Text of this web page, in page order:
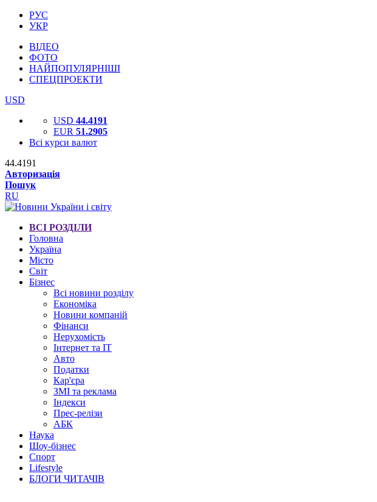
РУС
УКР
ВІДЕО
ФОТО
НАЙПОПУЛЯРНІШІ
СПЕЦПРОЕКТИ
USD
USD 44.4191
EUR 51.2905
Всі курси валют
44.4191
Авторизація
Пошук
RU
ВСІ РОЗДІЛИ
Головна
Україна
Місто
Світ
Бізнес
Всі новини розділу
Економіка
Новини компаній
Фінанси
Нерухомість
Інтернет та IT
Авто
Податки
Кар'єра
ЗМІ та реклама
Індекси
Прес-релізи
АБК
Наука
Шоу-бізнес
Спорт
Lifestyle
БЛОГИ ЧИТАЧІВ